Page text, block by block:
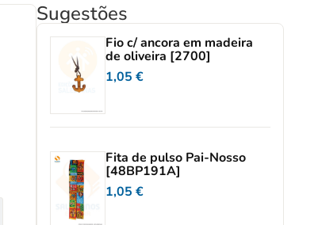
Sugestões
Fio c/ ancora em madeira
de oliveira [2700]
1,05 €
Fita de pulso Pai-Nosso
[48BP191A]
1,05 €